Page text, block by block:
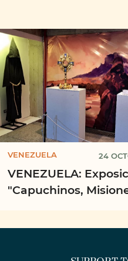
VENEZUELA 24
VENEZUELA:
"Capuchinos,